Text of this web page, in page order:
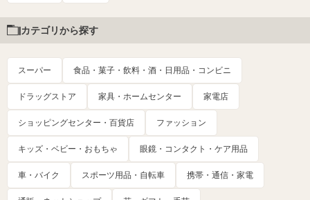
カテゴリから探す
スーパー 食品・菓子・飲料・酒・日用品・コンビニ
ドラッグストア 家具・ホームセンター 家電店
ショッピングセンター・百貨店 ファッション
キッズ・ベビー・おもちゃ 眼鏡・コンタクト・ケア用品
車・バイク スポーツ用品・自転車 携帯・通信・家電